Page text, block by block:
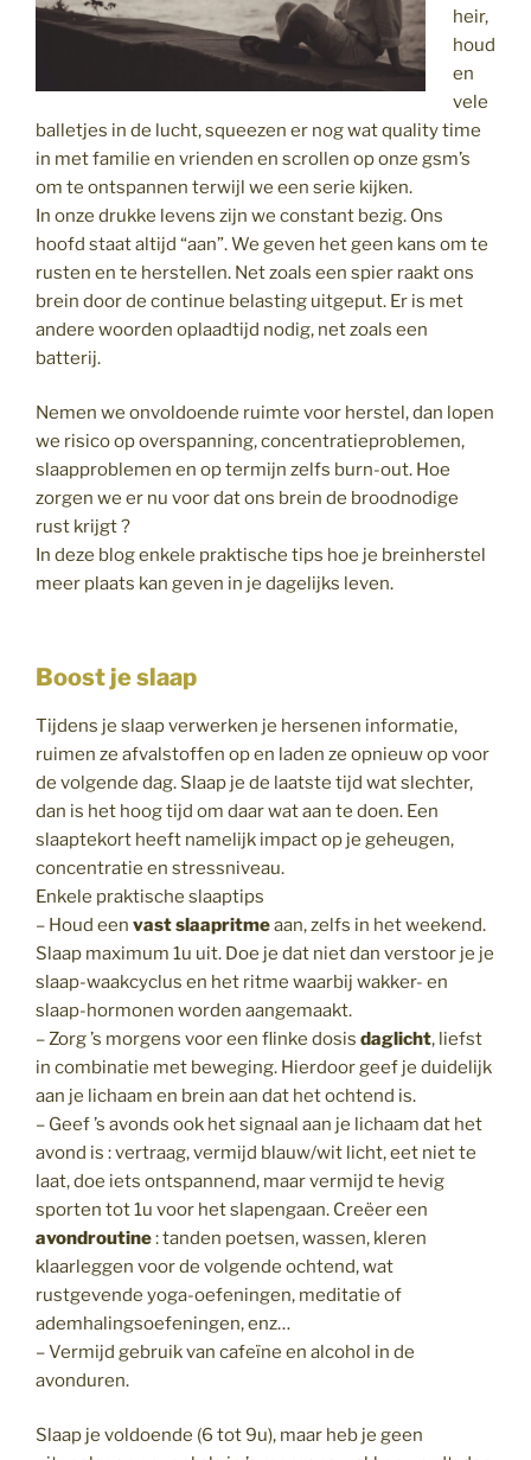
heir,
houd
en
vele
balletjes in de lucht, squeezen er nog wat quality time
in met familie en vrienden en scrollen op onze gsm’s
om te ontspannen terwijl we een serie kijken.
In onze drukke levens zijn we constant bezig. Ons
hoofd staat altijd “aan”. We geven het geen kans om te
rusten en te herstellen. Net zoals een spier raakt ons
brein door de continue belasting uitgeput. Er is met
andere woorden oplaadtijd nodig, net zoals een
batterij.
Nemen we onvoldoende ruimte voor herstel, dan lopen
we risico op overspanning, concentratieproblemen,
slaapproblemen en op termijn zelfs burn-out. Hoe
zorgen we er nu voor dat ons brein de broodnodige
rust krijgt ?
In deze blog enkele praktische tips hoe je breinherstel
meer plaats kan geven in je dagelijks leven.
Boost je slaap
Tijdens je slaap verwerken je hersenen informatie,
ruimen ze afvalstoffen op en laden ze opnieuw op voor
de volgende dag. Slaap je de laatste tijd wat slechter,
dan is het hoog tijd om daar wat aan te doen. Een
slaaptekort heeft namelijk impact op je geheugen,
concentratie en stressniveau.
Enkele praktische slaaptips
– Houd een vast slaapritmeaan, zelfs in het weekend.
Slaap maximum 1u uit. Doe je dat niet dan verstoor je je
slaap-waakcyclus en het ritme waarbij wakker- en
slaap-hormonen worden aangemaakt.
– Zorg ’s morgens voor een flinke dosis daglicht, liefst
in combinatie met beweging. Hierdoor geef je duidelijk
aan je lichaam en brein aan dat het ochtend is.
– Geef ’s avonds ook het signaal aan je lichaam dat het
avond is : vertraag, vermijd blauw/wit licht, eet niet te
laat, doe iets ontspannend, maar vermijd te hevig
sporten tot 1u voor het slapengaan. Creëer een
avondroutine: tanden poetsen, wassen, kleren
klaarleggen voor de volgende ochtend, wat
rustgevende yoga-oefeningen, meditatie of
ademhalingsoefeningen, enz…
– Vermijd gebruik van cafeïne en alcohol in de
avonduren.
Slaap je voldoende (6 tot 9u), maar heb je geen